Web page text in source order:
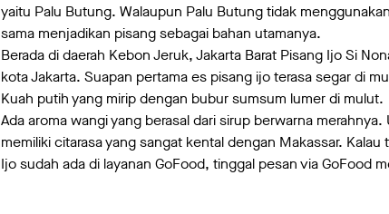
yaitu Palu Butung. Walaupun Palu Butung tidak
sama menjadikan pisang sebagai bahan utamanya.
Berada di daerah Kebon Jeruk, Jakarta Barat Pisang Ijo Si
kota Jakarta. Suapan pertama es pisang ijo terasa segar di
Kuah putih yang mirip dengan bubur sumsum lumer di mulut.
Ada aroma wangi yang berasal dari sirup berwarna
memiliki citarasa yang sangat kental dengan Makassar.
Ijo sudah ada di layanan GoFood, tinggal pesan via GoFood